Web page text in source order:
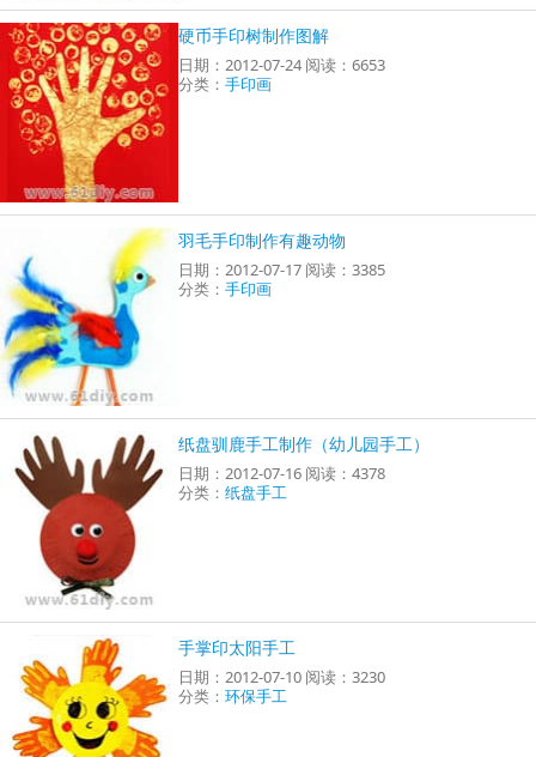
硬币手印树制作图解
日期：2012-07-24 阅读：6653
分类：手印画
羽毛手印制作有趣动物
日期：2012-07-17 阅读：3385
分类：手印画
纸盘驯鹿手工制作（幼儿园手工）
日期：2012-07-16 阅读：4378
分类：纸盘手工
手掌印太阳手工
日期：2012-07-10 阅读：3230
分类：环保手工